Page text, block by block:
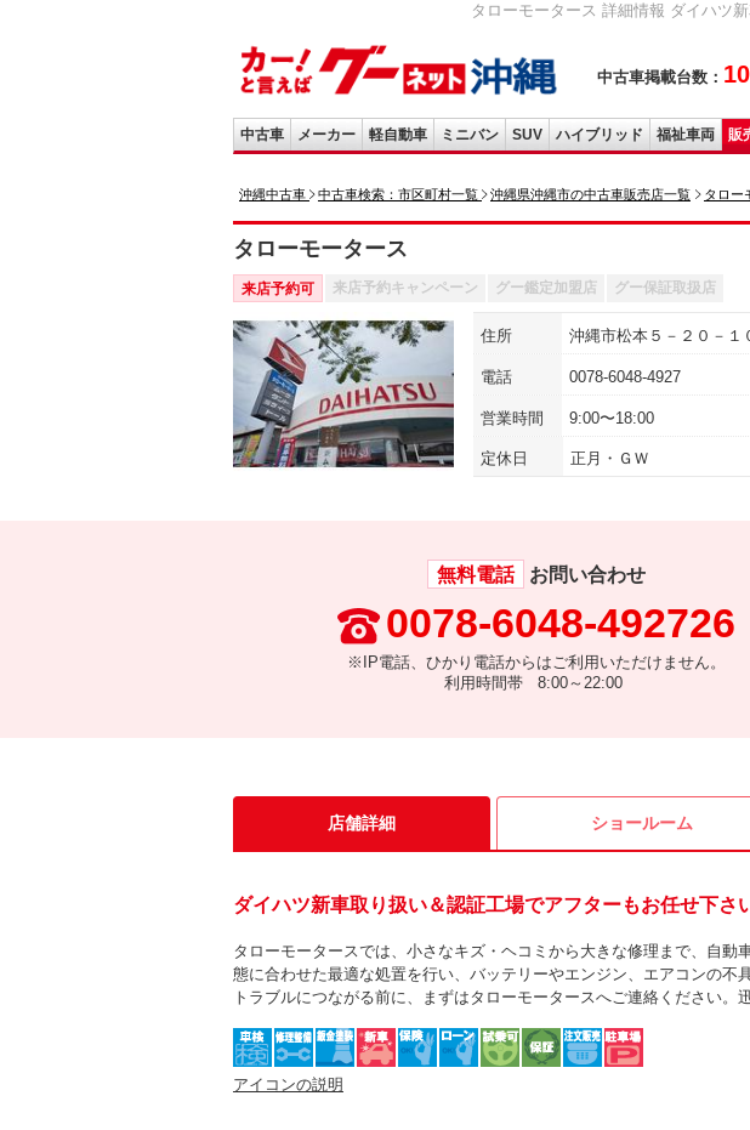
タローモータース 詳細情報 ダイハツ
中古車掲載台数：
中古車 メーカー 軽自動車 ミニバン SUV ハイブリッド 福祉車両 販
沖縄中古車 中古車検索：市区町村一覧 沖縄県沖縄市の中古車販売店一覧 タロー
タローモータース
来店予約可 来店予約キャンペーン グー鑑定加盟店 グー保証取扱店
住所 沖縄市松本５－２０－１
電話 0078-6048-4927
営業時間 9:00〜18:00
定休日 正月・ＧＷ
無料電話 お問い合わせ
0078-6048-492726
※IP電話、ひかり電話からはご利用いただけません。
利用時間帯 8:00～22:00
店舗詳細 ショールーム
ダイハツ新車取り扱い＆認証工場でアフターもお任せ下さ
タローモータースでは、小さなキズ・ヘコミから大きな修理まで、自
態に合わせた最適な処置を行い、バッテリーやエンジン、エアコンの
トラブルにつながる前に、まずはタローモータースへご連絡ください。
アイコンの説明